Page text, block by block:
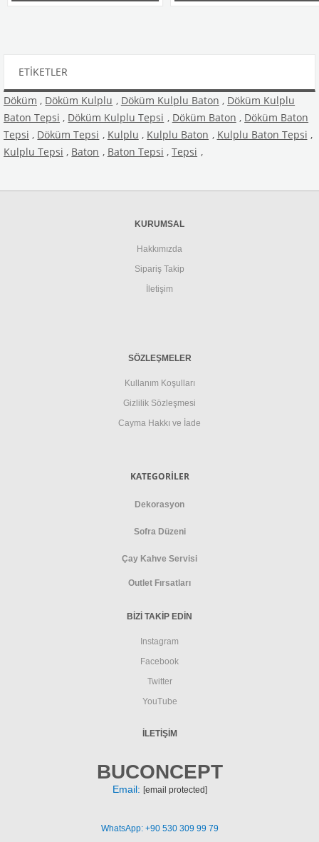
ETIKETLER
Döküm , Döküm Kulplu , Döküm Kulplu Baton , Döküm Kulplu
Baton Tepsi , Döküm Kulplu Tepsi , Döküm Baton , Döküm Baton
Tepsi , Döküm Tepsi , Kulplu , Kulplu Baton , Kulplu Baton Tepsi ,
Kulplu Tepsi , Baton , Baton Tepsi , Tepsi ,
KURUMSAL
Hakkımızda
Sipariş Takip
İletişim
SÖZLEŞMELER
Kullanım Koşulları
Gizlilik Sözleşmesi
Cayma Hakkı ve İade
KATEGORİLER
Dekorasyon
Sofra Düzeni
Çay Kahve Servisi
Outlet Fırsatları
BİZİ TAKİP EDİN
Instagram
Facebook
Twitter
YouTube
İLETIŞIM
BUCONCEPT
Email: [email protected]
WhatsApp: +90 530 309 99 79